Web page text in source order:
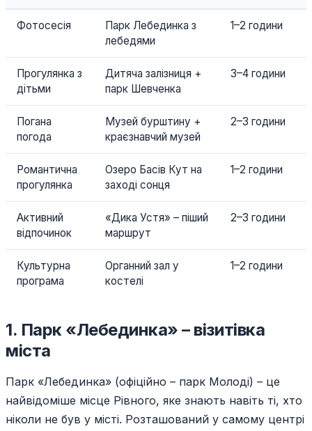
Фотосесія
Парк Лебединка з
лебедями
1–2 години
Прогулянка з
дітьми
Дитяча залізниця +
парк Шевченка
3–4 години
Погана
погода
Музей бурштину +
краєзнавчий музей
2–3 години
Романтична
прогулянка
Озеро Басів Кут на
заході сонця
1–2 години
Активний
відпочинок
«Дика Устя» – піший
маршрут
2–3 години
Культурна
програма
Органний зал у
костелі
1–2 години
1. Парк «Лебединка» – візитівка
міста
Парк «Лебединка» (офіційно – парк Молоді) – це
найвідоміше місце Рівного, яке знають навіть ті, хто
ніколи не був у місті. Розташований у самому центрі